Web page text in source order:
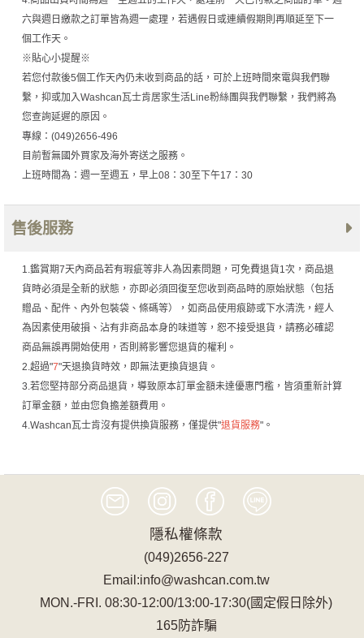
六與週日繳款之訂單皆為週一處理，若遇假日或連續假期則再順延至下一
個工作天。
※貼心小提醒※
若您付款後5個工作天內仍未收到商品的話，可於上班時間來電與我們聯
繫，抑或加入Washcan瓦士肯居家生活Line粉絲團與我們聯繫，我們將為
您查詢延遲的原因。
專線：(049)2656-496
目前暫無國外買家及海外寄送之服務。
上班時間為：週一至週五，早上08：30至下午17：30
售後服務
1.鑑賞期7天內商品若有瑕疵等非人為因素問題，可免費退貨1次，商品退
貨時必須是全新的狀態，亦即必須回復至您收到商品時的原始狀態（包括
贈品、配件、內外包裝袋、條碼等），如商品使用痕跡或下水清洗，經人
為因素使用破損、沾有非商品本身的味道等，恕不接受退貨，請務必確認
商品無誤再開始使用，否則將影響您退貨的權利。
2.超過"7"天退換貨時效，即無法更換貨退貨。
3.若您堅持部分商品退貨，導致原本訂單金額未達優惠門檻，皆須重新計算
訂單金額，並由您負擔差額費用。
4.Washcan瓦士肯沒有提供換貨服務，僅提供"退貨服務"。
隱私權條款
(049)2656-227
Email:info@washcan.com.tw
MON.-FRI. 08:30-12:00/13:00-17:30(國定假日除外)
165防詐騙